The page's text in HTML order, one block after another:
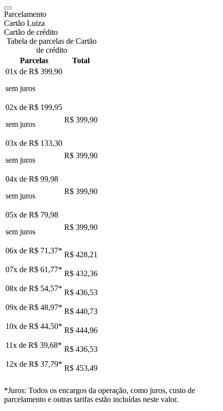
Parcelamento
Cartão Luiza
Cartão de crédito
Tabela de parcelas de Cartão
de crédito
Parcelas
Total
01x de R$ 399,90
sem juros
02x de R$ 199,95
sem juros
R$ 399,90
03x de R$ 133,30
sem juros
R$ 399,90
04x de R$ 99,98
sem juros
R$ 399,90
05x de R$ 79,98
sem juros
R$ 399,90
06x de R$ 71,37* R$ 428,21
07x de R$ 61,77* R$ 432,36
08x de R$ 54,57* R$ 436,53
09x de R$ 48,97* R$ 440,73
10x de R$ 44,50* R$ 444,96
11x de R$ 39,68* R$ 436,53
12x de R$ 37,79* R$ 453,49
*Juros: Todos os encargos da operação, como juros, custo de
parcelamento e outras tarifas estão incluídas neste valor.